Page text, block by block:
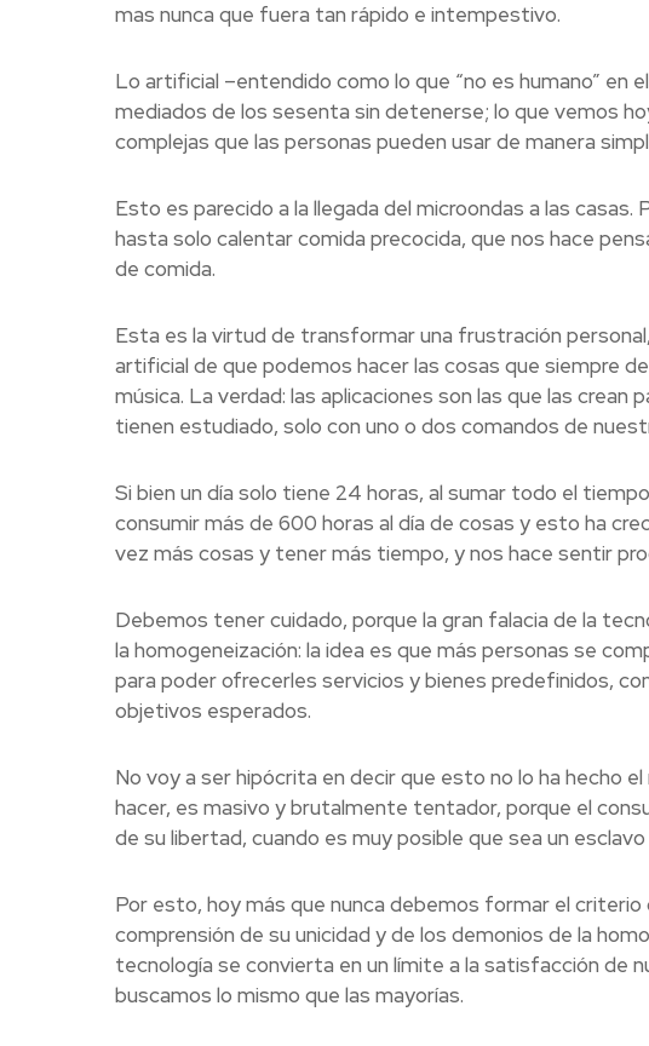
mas nunca que fuera tan rápido e intempestivo.
Lo artificial –entendido como lo que “no es humano” en
mediados de los sesenta sin detenerse; lo que vemos
complejas que las personas pueden usar de manera
Esto es parecido a la llegada del microondas a las
hasta solo calentar comida precocida, que nos hace
de comida.
Esta es la virtud de transformar una frustración
artificial de que podemos hacer las cosas que siempre
música. La verdad: las aplicaciones son las que las crean
tienen estudiado, solo con uno o dos comandos de
Si bien un día solo tiene 24 horas, al sumar todo el
consumir más de 600 horas al día de cosas y esto ha
vez más cosas y tener más tiempo, y nos hace sentir
Debemos tener cuidado, porque la gran falacia de la
la homogeneización: la idea es que más personas se
para poder ofrecerles servicios y bienes predefinidos,
objetivos esperados.
No voy a ser hipócrita en decir que esto no lo ha hecho
hacer, es masivo y brutalmente tentador, porque el
de su libertad, cuando es muy posible que sea un
Por esto, hoy más que nunca debemos formar el
comprensión de su unicidad y de los demonios de la
tecnología se convierta en un límite a la satisfacción de
buscamos lo mismo que las mayorías.